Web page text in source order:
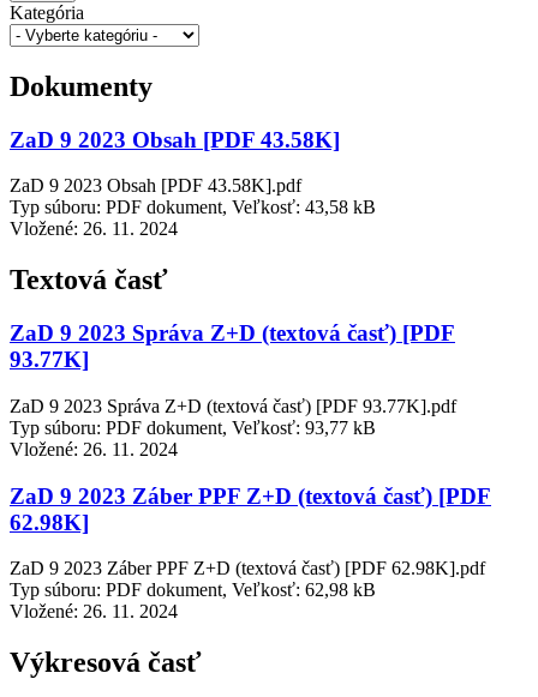
Kategória
Dokumenty
ZaD 9 2023 Obsah [PDF 43.58K]
ZaD 9 2023 Obsah [PDF 43.58K].pdf
Typ súboru: PDF dokument, Veľkosť: 43,58 kB
Vložené: 26. 11. 2024
Textová časť
ZaD 9 2023 Správa Z+D (textová časť) [PDF
93.77K]
ZaD 9 2023 Správa Z+D (textová časť) [PDF 93.77K].pdf
Typ súboru: PDF dokument, Veľkosť: 93,77 kB
Vložené: 26. 11. 2024
ZaD 9 2023 Záber PPF Z+D (textová časť) [PDF
62.98K]
ZaD 9 2023 Záber PPF Z+D (textová časť) [PDF 62.98K].pdf
Typ súboru: PDF dokument, Veľkosť: 62,98 kB
Vložené: 26. 11. 2024
Výkresová časť